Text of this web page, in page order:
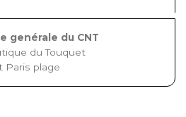
genérale du CNT
du Touquet
Paris plage